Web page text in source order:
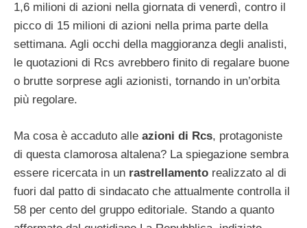
1,6 milioni di azioni nella giornata di venerdì, contro il
picco di 15 milioni di azioni nella prima parte della
settimana. Agli occhi della maggioranza degli analisti,
le quotazioni di Rcs avrebbero finito di regalare buone
o brutte sorprese agli azionisti, tornando in un’orbita
più regolare.
Ma cosa è accaduto alle azioni di Rcs, protagoniste
di questa clamorosa altalena? La spiegazione sembra
essere ricercata in un rastrellamento realizzato al di
fuori dal patto di sindacato che attualmente controlla il
58 per cento del gruppo editoriale. Stando a quanto